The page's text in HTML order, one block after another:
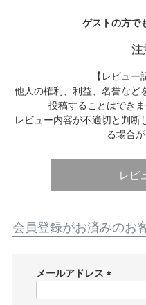
ーワード #キーワードキ
ッグ
布・革小物
ゲストの方で
注
【レビュー
他人の権利、利益、名誉など
投稿することはでき
レビュー内容が不適切と判断
る場合が
レビ
会員登録がお済みのお
メールアドレス